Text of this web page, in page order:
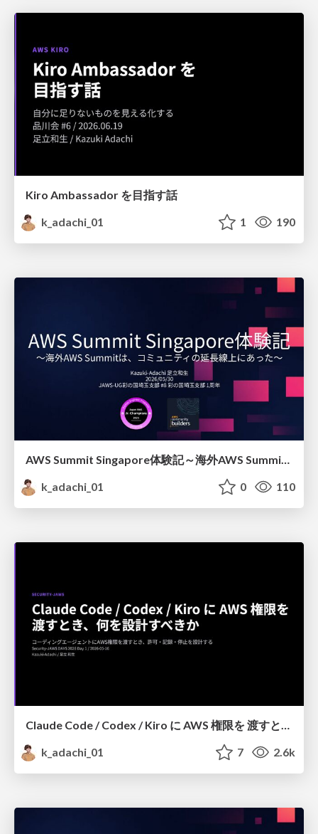
Kiro Ambassador を目指す話
k_adachi_01
1 190
AWS Summit Singapore体験記～海外AWS Summitは、コミュニティの延長線上にあった～
k_adachi_01
0 110
Claude Code / Codex / Kiro に AWS 権限を 渡すとき、何を設計すべきか
k_adachi_01
7 2.6k